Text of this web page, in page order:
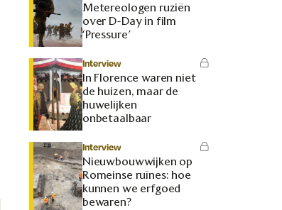
Metereologen ruziën
over D-Day in film
‘Pressure’
Interview
In Florence waren niet
de huizen, maar de
huwelijken
onbetaalbaar
Interview
Nieuwbouwwijken op
Romeinse ruïnes: hoe
kunnen we erfgoed
bewaren?